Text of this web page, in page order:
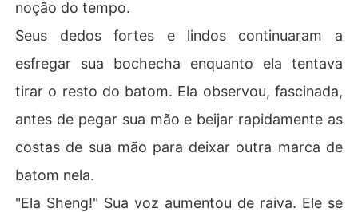
noção do tempo.
Seus dedos fortes e lindos continuaram a
esfregar sua bochecha enquanto ela tentava
tirar o resto do batom. Ela observou, fascinada,
antes de pegar sua mão e beijar rapidamente as
costas de sua mão para deixar outra marca de
batom nela.
"Ela Sheng!" Sua voz aumentou de raiva. Ele se